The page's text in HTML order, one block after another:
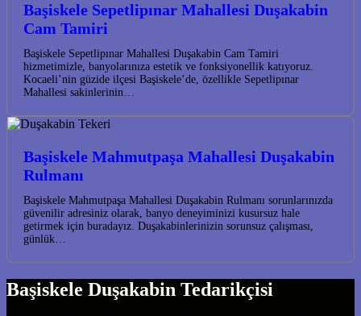
Başiskele Sepetlipınar Mahallesi Duşakabin
Cam Tamiri
Başiskele Sepetlipınar Mahallesi Duşakabin Cam Tamiri
hizmetimizle, banyolarınıza estetik ve fonksiyonellik katıyoruz.
Kocaeli’nin güzide ilçesi Başiskele’de, özellikle Sepetlipınar
Mahallesi sakinlerinin…
Başiskele Mahmutpaşa Mahallesi Duşakabin
Rulmanı
Başiskele Mahmutpaşa Mahallesi Duşakabin Rulmanı sorunlarınızda
güvenilir adresiniz olarak, banyo deneyiminizi kusursuz hale
getirmek için buradayız. Duşakabinlerinizin sorunsuz çalışması,
günlük…
Başiskele Duşakabin Tedarikçisi